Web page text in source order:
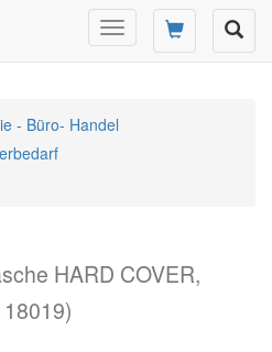
Navigation
umschalten
- Büro- Handel
HARD COVER,